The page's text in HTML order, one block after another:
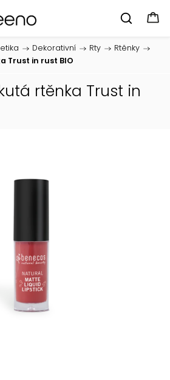
/ Dekorativní / Rty / Rtěnky /
Trust in rust BIO
rtěnka Trust in